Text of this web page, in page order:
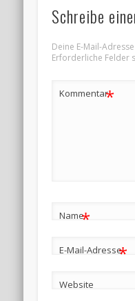
Schreibe
Deine E-Mail-
Erforderliche Felder
Kommentar*
Name*
E-Mail-Adresse*
Website